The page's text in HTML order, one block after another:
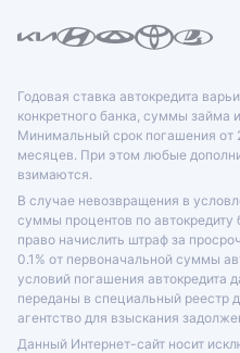
Годовая ставка автокредита
конкретного банка, суммы займа
Минимальный срок погашения
месяцев. При этом любые
взимаются.
В случае невозвращения в
суммы процентов по автокредиту
право начислить штраф за
0.1% от первоначальной суммы
условий погашения автокредита
переданы в специальный реестр
агентство для взыскания
Данный Интернет-сайт носит